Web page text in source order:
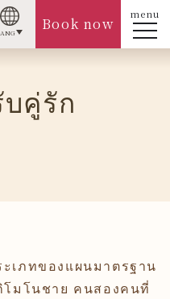
menu
Book now
คู่รัก
เภทของแผนมาตรฐาน
มโนชาย คนสองคนที่